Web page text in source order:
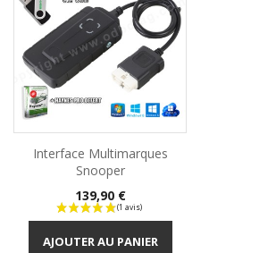
Interface Multimarques
Snooper
Prix
139,90 €
AJOUTER AU PANIER